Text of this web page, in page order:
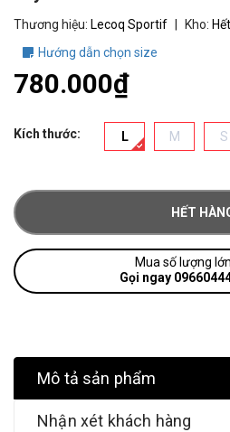
Thương hiệu: Lecoq Sportif Kho:
Hướng dẫn chọn size
780.000₫
Kích thước: L M S
HẾT
Mua số lượng lớn
Gọi ngay
Mô tả sản phẩm
Nhận xét khách hàng